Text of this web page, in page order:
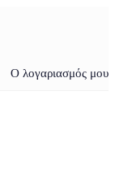
Ο λογαριασμός μου